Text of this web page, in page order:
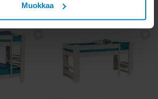
Muokkaa853,30
1219,00